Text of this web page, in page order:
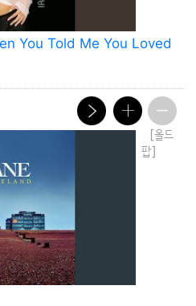
You Told Me You Loved
[올드
팝]